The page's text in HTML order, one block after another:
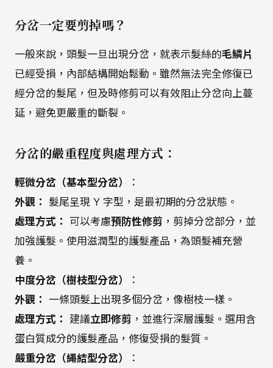
分岔一定要剪掉嗎？
一般來說，頭髮一旦出現分岔，就表示髮絲的毛鱗片
已經受損，內部結構開始鬆動。雖然無法完全修復已
經分岔的髮尾，但及時修剪可以有效阻止分岔向上蔓
延，避免更嚴重的斷裂。
分岔的嚴重程度與處理方式：
輕微分岔（基本型分岔）
：
外觀：
髮尾呈現 Y 字型，是最初期的分岔狀態。
處理方式：
可以考慮預防性修剪 ，剪掉分岔部分，並
加強護髮。使用滋潤型的護髮產品，為頭髮補充營
養。
中度分岔（樹枝型分岔）
：
外觀：
一條頭髮上出現多個分岔，像樹枝一樣。
處理方式：
建議立即修剪 ，並進行深層護髮。選用含
蛋白質成分的護髮產品，修復受損的髮質。
嚴重分岔（繩結型分岔）
：